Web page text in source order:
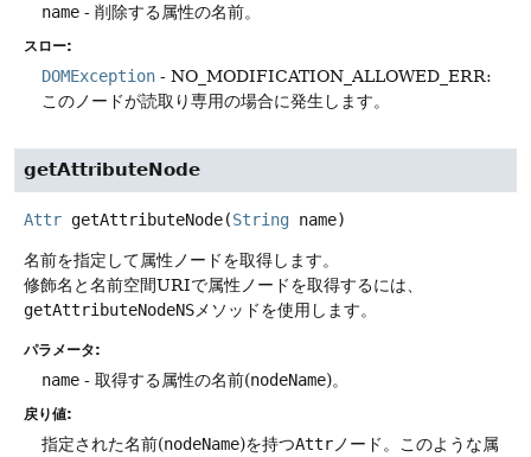
name - 削除する属性の名前。
スロー:
DOMException - NO_MODIFICATION_ALLOWED_ERR:
このノードが読取り専用の場合に発生します。
getAttributeNode
Attr getAttributeNode(String name)
名前を指定して属性ノードを取得します。
修飾名と名前空間URIで属性ノードを取得するには、
getAttributeNodeNSメソッドを使用します。
パラメータ:
name - 取得する属性の名前(nodeName)。
戻り値:
指定された名前(nodeName)を持つAttr ノード。このような属